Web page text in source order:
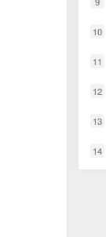
10
11
12
13
14